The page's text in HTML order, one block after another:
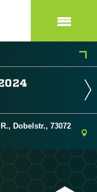
Dobelstr., 73072